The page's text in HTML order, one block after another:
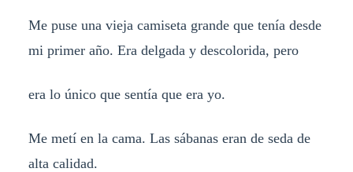
Me puse una vieja camiseta grande que tenía desde
mi primer año. Era delgada y descolorida, pero
era lo único que sentía que era yo.
Me metí en la cama. Las sábanas eran de seda de
alta calidad.